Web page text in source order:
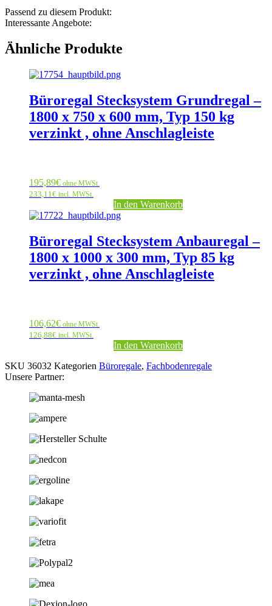
Passend zu diesem Produkt:
Interessante Angebote:
Ähnliche Produkte
Büroregal Stecksystem Grundregal –
1800 x 750 x 600 mm, Typ 150 kg
verzinkt , ohne Anschlagleiste
195,89€ ohne MWSt.
233,11€ incl. MWSt.
In den Warenkorb
Büroregal Stecksystem Anbauregal –
1800 x 1000 x 300 mm, Typ 85 kg
verzinkt , ohne Anschlagleiste
106,62€ ohne MWSt.
126,88€ incl. MWSt.
In den Warenkorb
SKU 36032 Kategorien Büroregale, Fachbodenregale
Unsere Partner: